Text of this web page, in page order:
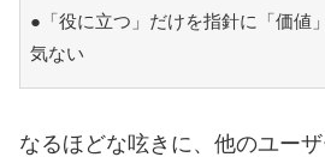
●「役に立つ」だけを指針に「価値
気ない
なるほどな呟きに、他のユー